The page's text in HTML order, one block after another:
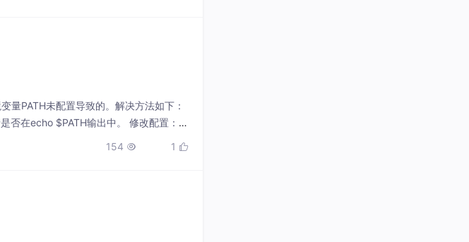
量PATH未配置导致的。解决方法如下：
否在echo $PATH输出中。 修改配置：编
154  1 